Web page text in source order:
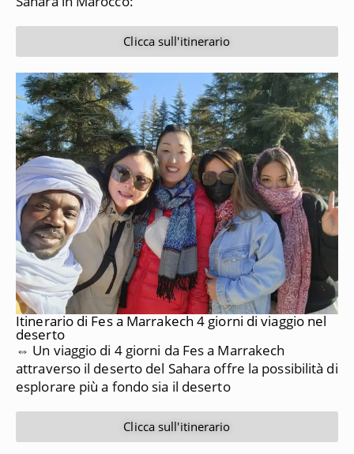
Clicca sull'itinerario
Itinerario di Fes a Marrakech 4 giorni di viaggio nel
deserto
⇔ Un viaggio di 4 giorni da Fes a Marrakech
attraverso il deserto del Sahara offre la possibilità di
esplorare più a fondo sia il deserto
Clicca sull'itinerario